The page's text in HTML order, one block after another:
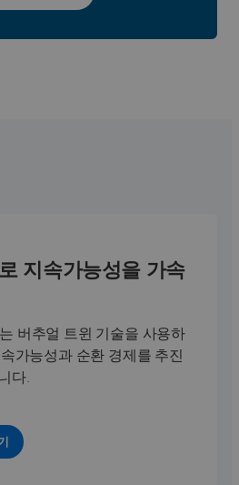
지속가능성을 가속
버추얼 트윈 기술을 사용하
가능성과 순환 경제를 추진
다.